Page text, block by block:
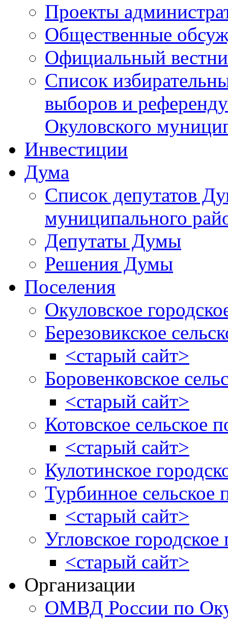
Проекты
Общественные
Официальный
Список
выборов и
Окуловского
Инвестиции
Дума
Список депутатов
муниципального
Депутаты Думы
Решения Думы
Поселения
Окуловское
Березовикское
<старый сайт>
Боровенковское
<старый сайт>
Котовское сельское
<старый сайт>
Кулотинское
Турбинное сельское
<старый сайт>
Угловское городское
<старый сайт>
Организации
ОМВД России по